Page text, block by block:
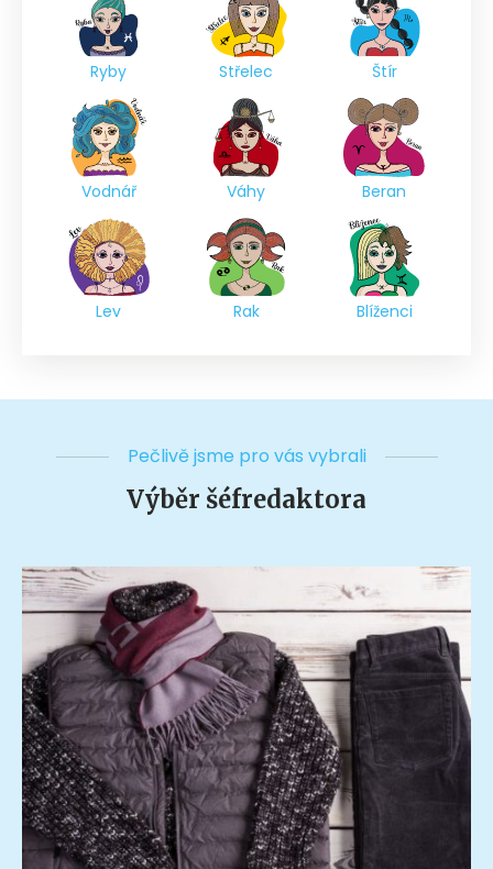
Ryby Střelec Štír
Vodnář Váhy Beran
Lev Rak Blíženci
Pečlivě jsme pro vás vybrali
Výběr šéfredaktora